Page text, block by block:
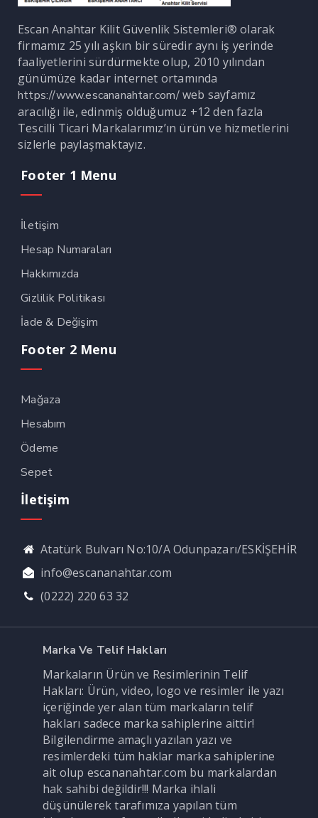
Escan Anahtar Kilit Güvenlik Sistemleri® olarak
firmamız 25 yılı aşkın bir süredir aynı iş yerinde
faaliyetlerini sürdürmekte olup, 2010 yılından
günümüze kadar internet ortamında
https://www.escananahtar.com/web sayfamız
aracılığı ile, edinmiş olduğumuz +12 den fazla
Tescilli Ticari Markalarımız’ın ürün ve hizmetlerini
sizlerle paylaşmaktayız.
Footer 1 Menu
İletişim
Hesap Numaraları
Hakkımızda
Gizlilik Politikası
İade & Değişim
Footer 2 Menu
Mağaza
Hesabım
Ödeme
Sepet
İletişim
Atatürk Bulvarı No:10/A Odunpazarı/ESKİŞEHİR
info@escananahtar.com
(0222) 220 63 32
Marka Ve Telif Hakları
Markaların Ürün ve Resimlerinin Telif
Hakları: Ürün, video, logo ve resimler ile yazı
içeriğinde yer alan tüm markaların telif
hakları sadece marka sahiplerine aittir!
Bilgilendirme amaçlı yazılan yazı ve
resimlerdeki tüm haklar marka sahiplerine
ait olup escananahtar.com bu markalardan
hak sahibi değildir!!! Marka ihlali
düşünülerek tarafımıza yapılan tüm